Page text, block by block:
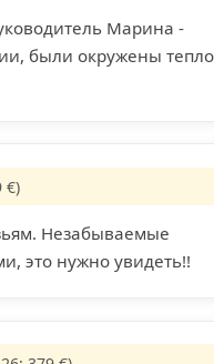
Марина -
были окружены
€)
Незабываемые
это нужно увидеть!!